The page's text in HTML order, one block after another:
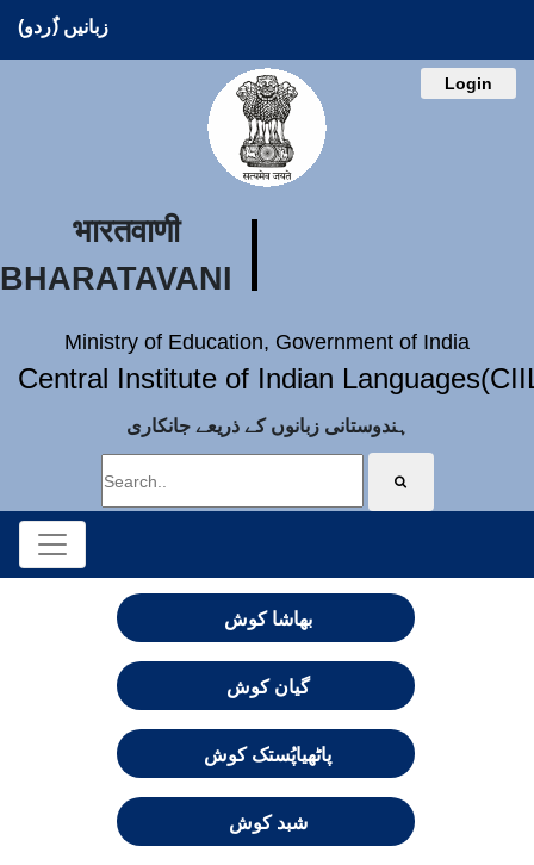
زبانیں (ُردو)
Login
भारतवाणी
BHARATAVANI
Ministry of Education, Government of India
Central Institute of Indian
ہندوستانی زبانوں کے ذریعے جانکاری
بھاشا کوش
گیان کوش
پاٹھیاپُستک کوش
شبد کوش